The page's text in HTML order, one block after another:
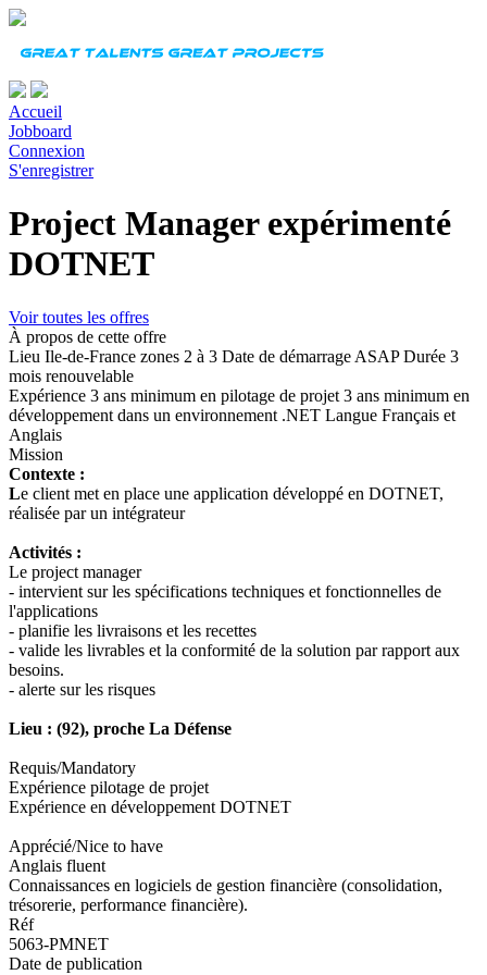
Accueil
Jobboard
Connexion
S'enregistrer
Project Manager expérimenté
DOTNET
Voir toutes les offres
À propos de cette offre
Lieu Ile-de-France zones 2 à 3 Date de démarrage ASAPDurée 3
mois renouvelable
Expérience 3 ans minimum en pilotage de projet 3 ans minimum en
développement dans un environnement .NET Langue Français et
Anglais
Mission
Contexte :
Le client met en place une application développé en DOTNET,
réalisée par un intégrateur
Activités :
Le project manager
- intervient sur les spécifications techniques et fonctionnelles de
l'applications
- planifie les livraisons et les recettes
- valide les livrables et la conformité de la solution par rapport aux
besoins.
- alerte sur les risques
Lieu : (92), proche La Défense
Requis/Mandatory
Expérience pilotage de projet
Expérience en développement DOTNET
Apprécié/Nice to have
Anglais fluent
Connaissances en logiciels de gestion financière (consolidation,
trésorerie, performance financière).
Réf
5063-PMNET
Date de publication